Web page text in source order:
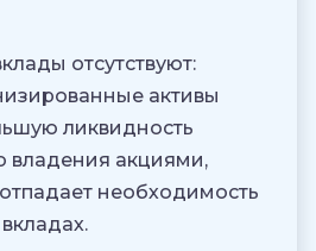
отсутствуют:
активы
ликвидность
владения акциями,
необходимость